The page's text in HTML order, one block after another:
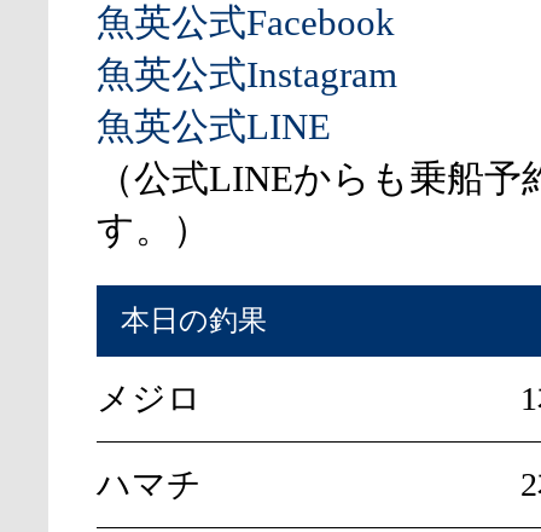
魚英公式Facebook
魚英公式Instagram
魚英公式LINE
（公式LINEからも乗船予
す。）
本日の釣果
メジロ
ハマチ